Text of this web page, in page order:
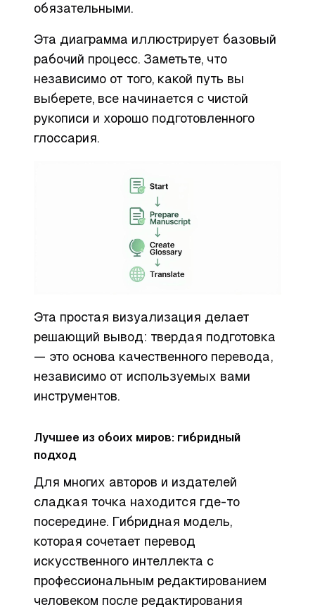
обязательными.
Эта диаграмма иллюстрирует базовый
рабочий процесс. Заметьте, что
независимо от того, какой путь вы
выберете, все начинается с чистой
рукописи и хорошо подготовленного
глоссария.
Эта простая визуализация делает
решающий вывод: твердая подготовка
— это основа качественного перевода,
независимо от используемых вами
инструментов.
Лучшее из обоих миров: гибридный
подход
Для многих авторов и издателей
сладкая точка находится где-то
посередине. Гибридная модель,
которая сочетает перевод
искусственного интеллекта с
профессиональным редактированием
человеком после редактирования